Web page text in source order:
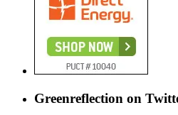
Greenreflection on